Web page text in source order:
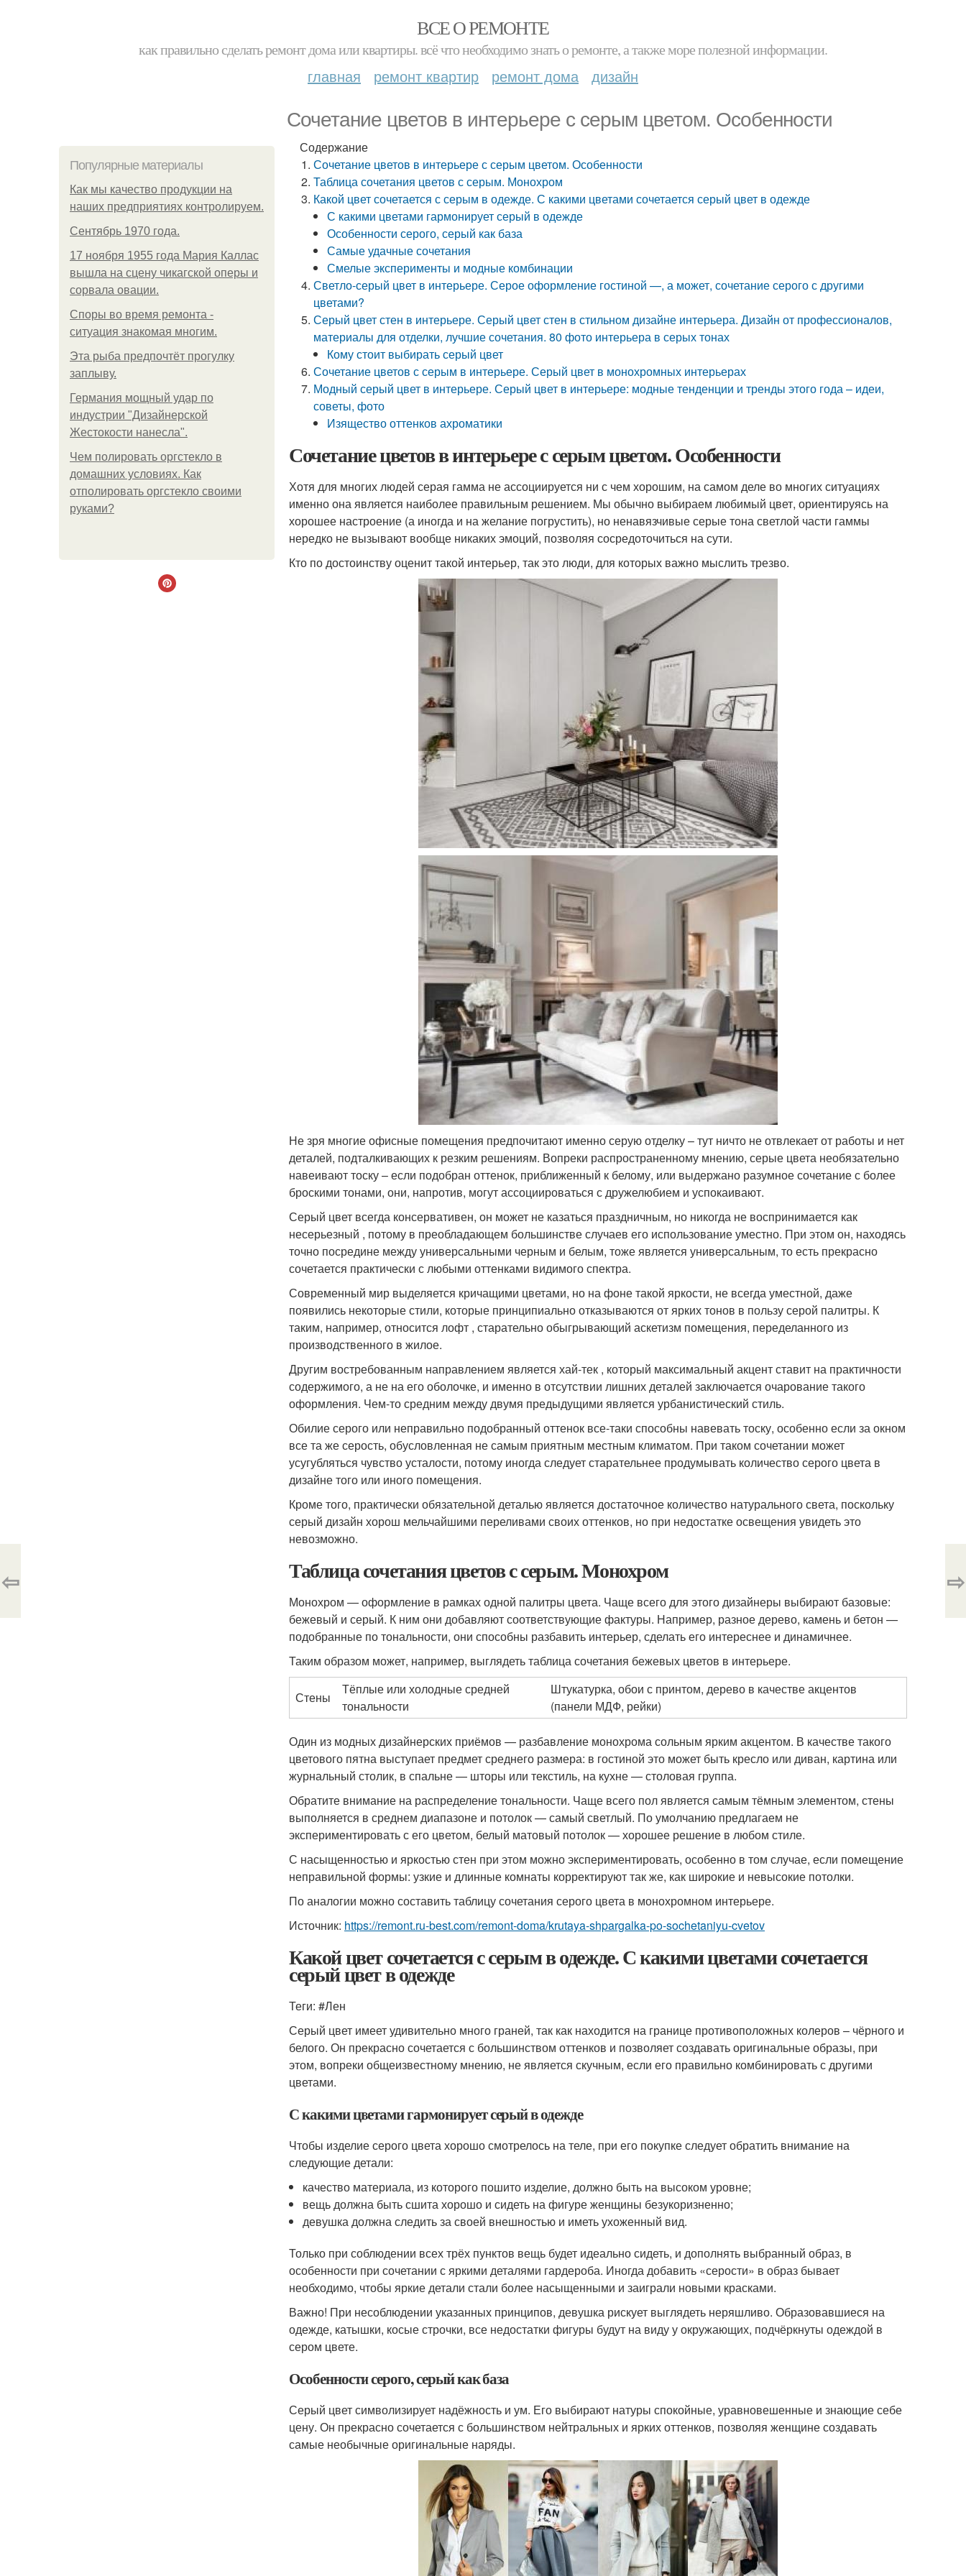
ВСЕ О РЕМОНТЕ
как правильно сделать ремонт дома или квартиры. всё что необходимо знать о ремонте, а также море полезной информации.
главная ремонт квартир ремонт дома дизайн
Сочетание цветов в интерьере с серым цветом. Особенности
Популярные материалы
Как мы качество продукции на
наших предприятиях контролируем.
Сентябрь 1970 года.
17 ноября 1955 года Мария Каллас
вышла на сцену чикагской оперы и
сорвала овации.
Споры во время ремонта -
ситуация знакомая многим.
Эта рыба предпочтёт прогулку
заплыву.
Германия мощный удар по
индустрии "Дизайнерской
Жестокости нанесла".
Чем полировать оргстекло в
домашних условиях. Как
отполировать оргстекло своими
руками?
Содержание
Сочетание цветов в интерьере с серым цветом. Особенности
Таблица сочетания цветов с серым. Монохром
Какой цвет сочетается с серым в одежде. С какими цветами сочетается серый цвет в одежде
С какими цветами гармонирует серый в одежде
Особенности серого, серый как база
Самые удачные сочетания
Смелые эксперименты и модные комбинации
Светло-серый цвет в интерьере. Серое оформление гостиной —, а может, сочетание серого с другими
цветами?
Серый цвет стен в интерьере. Серый цвет стен в стильном дизайне интерьера. Дизайн от профессионалов,
материалы для отделки, лучшие сочетания. 80 фото интерьера в серых тонах
Кому стоит выбирать серый цвет
Сочетание цветов с серым в интерьере. Серый цвет в монохромных интерьерах
Модный серый цвет в интерьере. Серый цвет в интерьере: модные тенденции и тренды этого года – идеи,
советы, фото
Изящество оттенков ахроматики
Сочетание цветов в интерьере с серым цветом. Особенности
Хотя для многих людей серая гамма не ассоциируется ни с чем хорошим, на самом деле во многих ситуациях
именно она является наиболее правильным решением. Мы обычно выбираем любимый цвет, ориентируясь на
хорошее настроение (а иногда и на желание погрустить), но ненавязчивые серые тона светлой части гаммы
нередко не вызывают вообще никаких эмоций, позволяя сосредоточиться на сути.
Кто по достоинству оценит такой интерьер, так это люди, для которых важно мыслить трезво.
Не зря многие офисные помещения предпочитают именно серую отделку – тут ничто не отвлекает от работы и нет
деталей, подталкивающих к резким решениям. Вопреки распространенному мнению, серые цвета необязательно
навеивают тоску – если подобран оттенок, приближенный к белому, или выдержано разумное сочетание с более
броскими тонами, они, напротив, могут ассоциироваться с дружелюбием и успокаивают.
Серый цвет всегда консервативен, он может не казаться праздничным, но никогда не воспринимается как
несерьезный , потому в преобладающем большинстве случаев его использование уместно. При этом он, находясь
точно посредине между универсальными черным и белым, тоже является универсальным, то есть прекрасно
сочетается практически с любыми оттенками видимого спектра.
Современный мир выделяется кричащими цветами, но на фоне такой яркости, не всегда уместной, даже
появились некоторые стили, которые принципиально отказываются от ярких тонов в пользу серой палитры. К
таким, например, относится лофт , старательно обыгрывающий аскетизм помещения, переделанного из
производственного в жилое.
Другим востребованным направлением является хай-тек , который максимальный акцент ставит на практичности
содержимого, а не на его оболочке, и именно в отсутствии лишних деталей заключается очарование такого
оформления. Чем-то средним между двумя предыдущими является урбанистический стиль.
Обилие серого или неправильно подобранный оттенок все-таки способны навевать тоску, особенно если за окном
все та же серость, обусловленная не самым приятным местным климатом. При таком сочетании может
усугубляться чувство усталости, потому иногда следует старательнее продумывать количество серого цвета в
дизайне того или иного помещения.
Кроме того, практически обязательной деталью является достаточное количество натурального света, поскольку
серый дизайн хорош мельчайшими переливами своих оттенков, но при недостатке освещения увидеть это
невозможно.
Таблица сочетания цветов с серым. Монохром
Монохром — оформление в рамках одной палитры цвета. Чаще всего для этого дизайнеры выбирают базовые:
бежевый и серый. К ним они добавляют соответствующие фактуры. Например, разное дерево, камень и бетон —
подобранные по тональности, они способны разбавить интерьер, сделать его интереснее и динамичнее.
Таким образом может, например, выглядеть таблица сочетания бежевых цветов в интерьере.
Стены
Тёплые или холодные средней
тональности
Штукатурка, обои с принтом, дерево в качестве акцентов
(панели МДФ, рейки)
Один из модных дизайнерских приёмов — разбавление монохрома сольным ярким акцентом. В качестве такого
цветового пятна выступает предмет среднего размера: в гостиной это может быть кресло или диван, картина или
журнальный столик, в спальне — шторы или текстиль, на кухне — столовая группа.
Обратите внимание на распределение тональности. Чаще всего пол является самым тёмным элементом, стены
выполняется в среднем диапазоне и потолок — самый светлый. По умолчанию предлагаем не
экспериментировать с его цветом, белый матовый потолок — хорошее решение в любом стиле.
С насыщенностью и яркостью стен при этом можно экспериментировать, особенно в том случае, если помещение
неправильной формы: узкие и длинные комнаты корректируют так же, как широкие и невысокие потолки.
По аналогии можно составить таблицу сочетания серого цвета в монохромном интерьере.
Источник: https://remont.ru-best.com/remont-doma/krutaya-shpargalka-po-sochetaniyu-cvetov
Какой цвет сочетается с серым в одежде. С какими цветами сочетается
серый цвет в одежде
Теги: #Лен
Серый цвет имеет удивительно много граней, так как находится на границе противоположных колеров – чёрного и
белого. Он прекрасно сочетается с большинством оттенков и позволяет создавать оригинальные образы, при
этом, вопреки общеизвестному мнению, не является скучным, если его правильно комбинировать с другими
цветами.
С какими цветами гармонирует серый в одежде
Чтобы изделие серого цвета хорошо смотрелось на теле, при его покупке следует обратить внимание на
следующие детали:
качество материала, из которого пошито изделие, должно быть на высоком уровне;
вещь должна быть сшита хорошо и сидеть на фигуре женщины безукоризненно;
девушка должна следить за своей внешностью и иметь ухоженный вид.
Только при соблюдении всех трёх пунктов вещь будет идеально сидеть, и дополнять выбранный образ, в
особенности при сочетании с яркими деталями гардероба. Иногда добавить «серости» в образ бывает
необходимо, чтобы яркие детали стали более насыщенными и заиграли новыми красками.
Важно! При несоблюдении указанных принципов, девушка рискует выглядеть неряшливо. Образовавшиеся на
одежде, катышки, косые строчки, все недостатки фигуры будут на виду у окружающих, подчёркнуты одеждой в
сером цвете.
Особенности серого, серый как база
Серый цвет символизирует надёжность и ум. Его выбирают натуры спокойные, уравновешенные и знающие себе
цену. Он прекрасно сочетается с большинством нейтральных и ярких оттенков, позволяя женщине создавать
самые необычные оригинальные наряды.
⇦ ⇨